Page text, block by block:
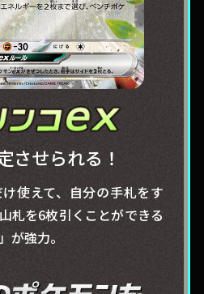
させられる！
使えて、自分の手札をす
札を6枚引くことができる
が強力。